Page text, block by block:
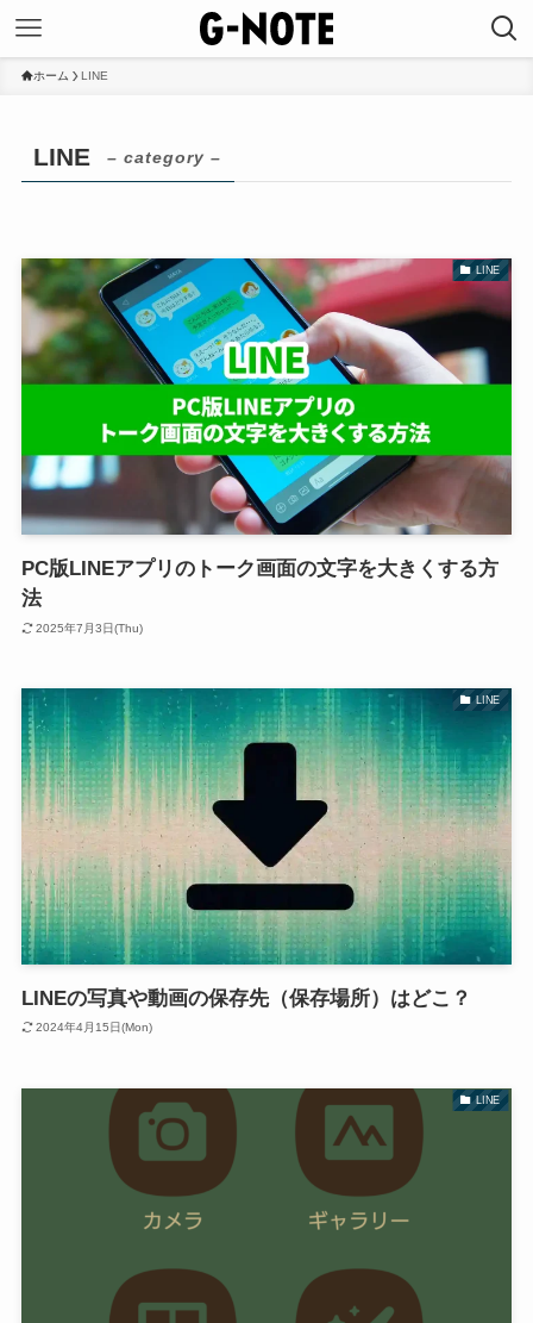
ホーム LINE
LINE – category –
LINE
PC版LINEアプリのトーク画面の文字を大きくする方
法
2025年7月3日(Thu)
LINE
LINEの写真や動画の保存先（保存場所）はどこ？
2024年4月15日(Mon)
LINE